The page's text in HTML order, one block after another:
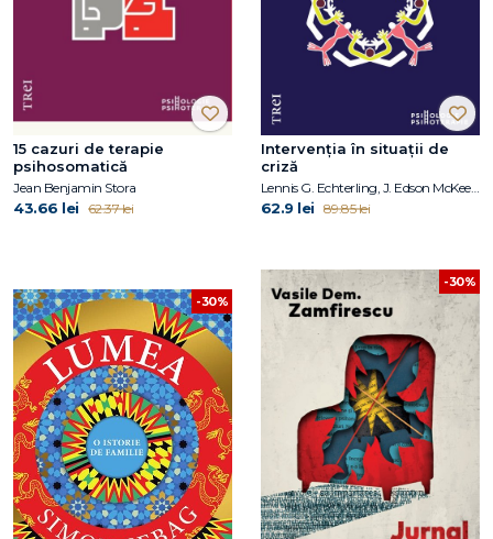
15 cazuri de terapie
psihosomatică
Jean Benjamin Stora
43.66 lei 62.37 lei
Intervenția în situații de
criză
Lennis G. Echterling, J. Edson McKee , Jack Presbury
62.9 lei 89.85 lei
-30%
-30%